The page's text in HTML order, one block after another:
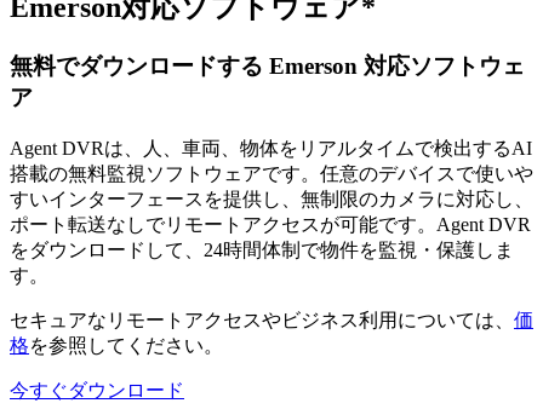
Emerson対応ソフトウェア*
無料でダウンロードする Emerson 対応ソフトウェ
ア
Agent DVRは、人、車両、物体をリアルタイムで検出するAI
搭載の無料監視ソフトウェアです。任意のデバイスで使いや
すいインターフェースを提供し、無制限のカメラに対応し、
ポート転送なしでリモートアクセスが可能です。Agent DVR
をダウンロードして、24時間体制で物件を監視・保護しま
す。
セキュアなリモートアクセスやビジネス利用については、 価
格を参照してください。
今すぐダウンロード